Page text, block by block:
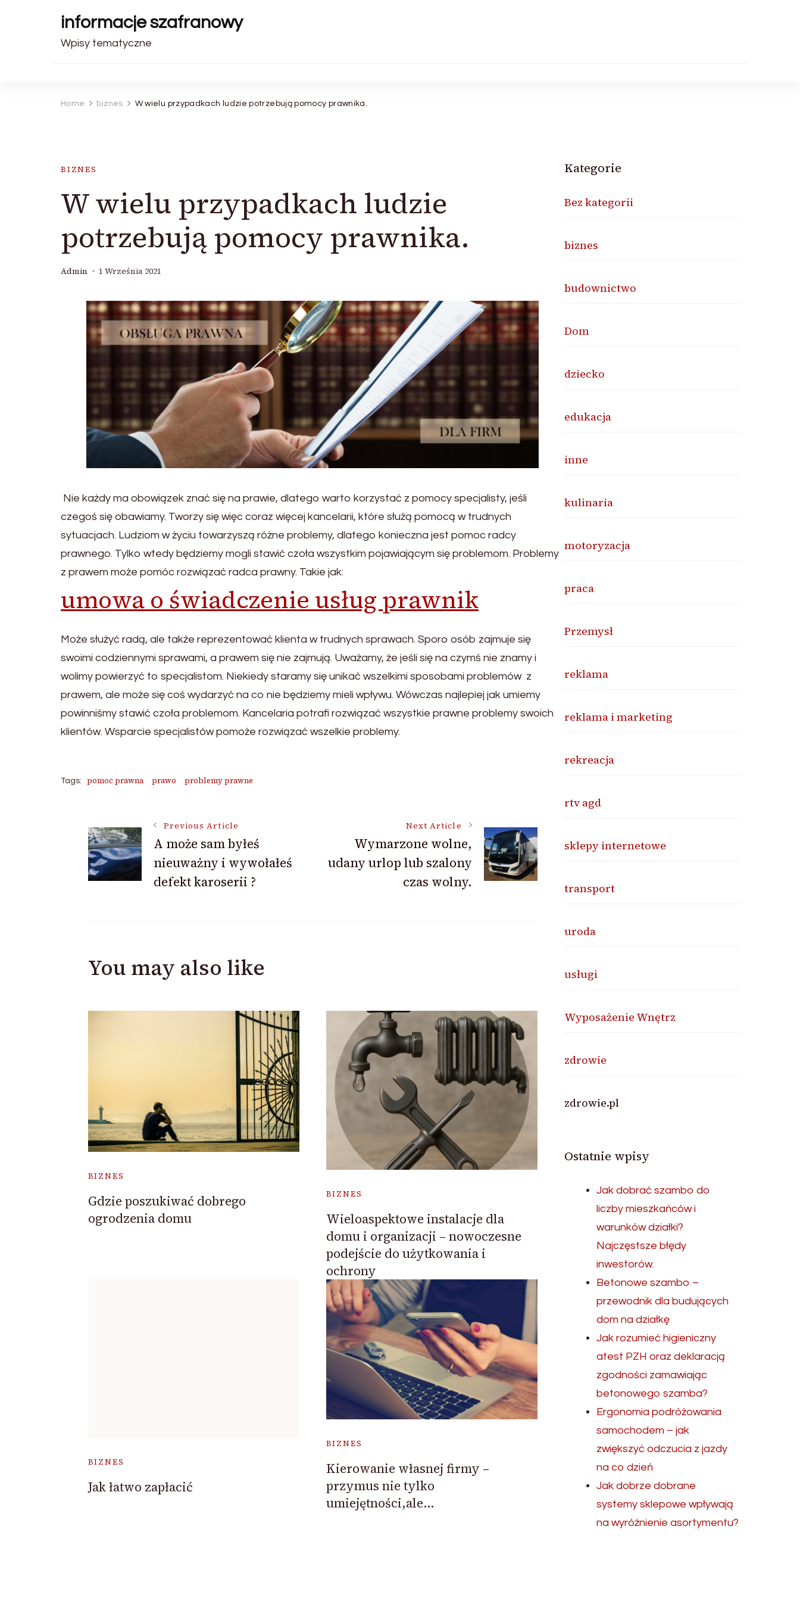
informacje szafranowy
Wpisy tematyczne
Home biznes W wielu przypadkach ludzie potrzebują pomocy prawnika.
BIZNES
W wielu przypadkach ludzie
potrzebują pomocy prawnika.
Admin 1 Września 2021
Nie każdy ma obowiązek znać się na prawie, dlatego warto korzystać z pomocy specjalisty, jeśli
czegoś się obawiamy. Tworzy się więc coraz więcej kancelarii, które służą pomocą w trudnych
sytuacjach. Ludziom w życiu towarzyszą różne problemy, dlatego konieczna jest pomoc radcy
prawnego. Tylko wtedy będziemy mogli stawić czoła wszystkim pojawiającym się problemom. Problemy
z prawem może pomóc rozwiązać radca prawny. Takie jak:
umowa o świadczenie usług prawnik
Może służyć radą, ale także reprezentować klienta w trudnych sprawach. Sporo osób zajmuje się
swoimi codziennymi sprawami, a prawem się nie zajmują. Uważamy, że jeśli się na czymś nie znamy i
wolimy powierzyć to specjalistom. Niekiedy staramy się unikać wszelkimi sposobami problemów z
prawem, ale może się coś wydarzyć na co nie będziemy mieli wpływu. Wówczas najlepiej jak umiemy
powinniśmy stawić czoła problemom. Kancelaria potrafi rozwiązać wszystkie prawne problemy swoich
klientów. Wsparcie specjalistów pomoże rozwiązać wszelkie problemy.
Tags: pomoc prawna prawo problemy prawne
Post
Navigation
Previous Article
A może sam byłeś
nieuważny i wywołałeś
defekt karoserii ?
Next Article
Wymarzone wolne,
udany urlop lub szalony
czas wolny.
You may also like
BIZNES
Gdzie poszukiwać dobrego
ogrodzenia domu
BIZNES
Wieloaspektowe instalacje dla
domu i organizacji – nowoczesne
podejście do użytkowania i
ochrony
BIZNES
Jak łatwo zapłacić
BIZNES
Kierowanie własnej firmy –
przymus nie tylko
umiejętności,ale…
Kategorie
Bez kategorii
biznes
budownictwo
Dom
dziecko
edukacja
inne
kulinaria
motoryzacja
praca
Przemysł
reklama
reklama i marketing
rekreacja
rtv agd
sklepy internetowe
transport
uroda
usługi
Wyposażenie Wnętrz
zdrowie
zdrowie.pl
Ostatnie wpisy
Jak dobrać szambo do
liczby mieszkańców i
warunków działki?
Najczęstsze błędy
inwestorów.
Betonowe szambo –
przewodnik dla budujących
dom na działkę
Jak rozumieć higieniczny
atest PZH oraz deklaracją
zgodności zamawiając
betonowego szamba?
Ergonomia podróżowania
samochodem – jak
zwiększyć odczucia z jazdy
na co dzień
Jak dobrze dobrane
systemy sklepowe wpływają
na wyróżnienie asortymentu?